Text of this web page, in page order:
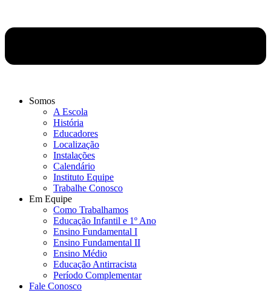
Somos
A Escola
História
Educadores
Localização
Instalações
Calendário
Instituto Equipe
Trabalhe Conosco
Em Equipe
Como Trabalhamos
Educação Infantil e 1º Ano
Ensino Fundamental I
Ensino Fundamental II
Ensino Médio
Educação Antirracista
Período Complementar
Fale Conosco